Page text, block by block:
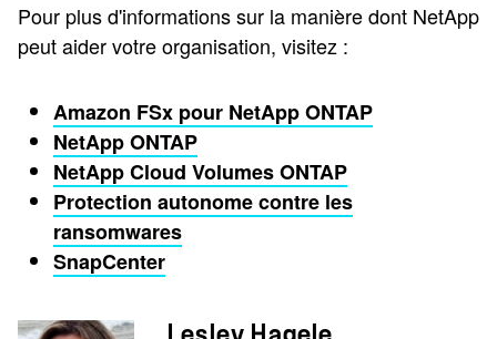
Pour plus d'informations sur la manière dont NetApp
peut aider votre organisation, visitez :
Amazon FSx pour NetApp ONTAP
NetApp ONTAP
NetApp Cloud Volumes ONTAP
Protection autonome contre les
ransomwares
SnapCenter